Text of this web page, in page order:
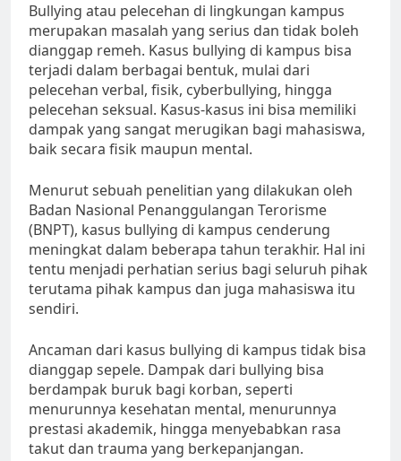
Bullying atau pelecehan di lingkungan kampus
merupakan masalah yang serius dan tidak boleh
dianggap remeh. Kasus bullying di kampus bisa
terjadi dalam berbagai bentuk, mulai dari
pelecehan verbal, fisik, cyberbullying, hingga
pelecehan seksual. Kasus-kasus ini bisa memiliki
dampak yang sangat merugikan bagi mahasiswa,
baik secara fisik maupun mental.
Menurut sebuah penelitian yang dilakukan oleh
Badan Nasional Penanggulangan Terorisme
(BNPT), kasus bullying di kampus cenderung
meningkat dalam beberapa tahun terakhir. Hal ini
tentu menjadi perhatian serius bagi seluruh pihak
terutama pihak kampus dan juga mahasiswa itu
sendiri.
Ancaman dari kasus bullying di kampus tidak bisa
dianggap sepele. Dampak dari bullying bisa
berdampak buruk bagi korban, seperti
menurunnya kesehatan mental, menurunnya
prestasi akademik, hingga menyebabkan rasa
takut dan trauma yang berkepanjangan.